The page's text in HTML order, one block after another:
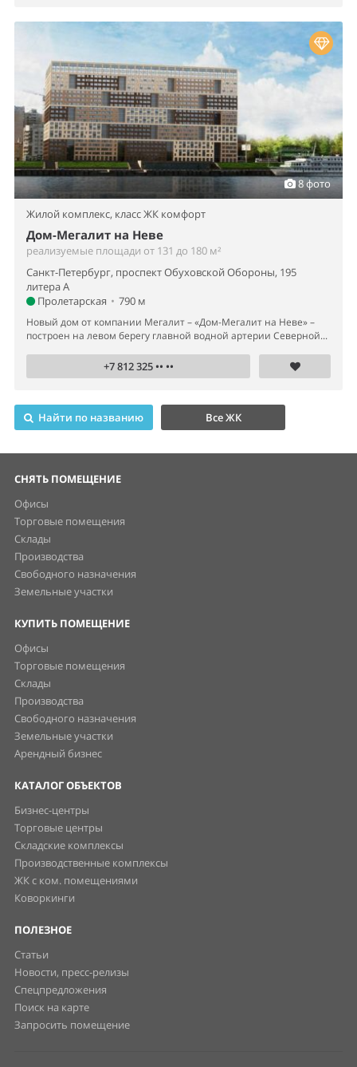
8 фото
Жилой комплекс, класс ЖК комфорт
Дом-Мегалит на Неве
реализуемые площади от 131 до 180 м²
Санкт-Петербург, проспект Обуховской Обороны, 195
литера А
Пролетарская • 790 м
Новый дом от компании Мегалит – «Дом-Мегалит на Неве» –
построен на левом берегу главной водной артерии Северной...
+7 812 325 •• ••
Найти по названию Все ЖК
СНЯТЬ ПОМЕЩЕНИЕ
Офисы
Торговые помещения
Склады
Производства
Свободного назначения
Земельные участки
КУПИТЬ ПОМЕЩЕНИЕ
Офисы
Торговые помещения
Склады
Производства
Свободного назначения
Земельные участки
Арендный бизнес
КАТАЛОГ ОБЪЕКТОВ
Бизнес-центры
Торговые центры
Складские комплексы
Производственные комплексы
ЖК с ком. помещениями
Коворкинги
ПОЛЕЗНОЕ
Статьи
Новости, пресс-релизы
Спецпредложения
Поиск на карте
Запросить помещение